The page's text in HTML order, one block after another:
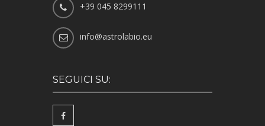
+39 045 8299111
info@astrolabio.eu
SEGUICI SU: